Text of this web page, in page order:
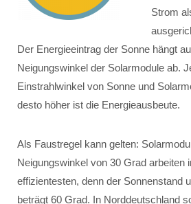
Strom
Der Energieeintrag der Sonne hängt
Neigungswinkel der Solarmodule ab.
Einstrahlwinkel von Sonne und
desto höher ist die Energieausbeute.
Als Faustregel kann gelten:
Neigungswinkel von 30 Grad arbeiten
effizientesten, denn der Sonnenstand
beträgt 60 Grad. In Norddeutschland